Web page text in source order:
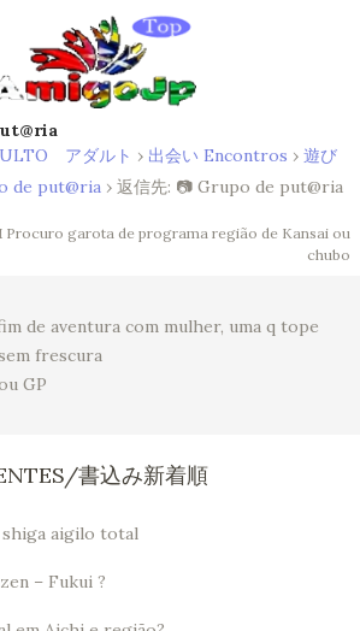
アダルト › 出会い Encontros › 遊び
de put@ria › 返信先: 📷 Grupo de put@ria
Procuro garota de programa região de Kansai ou
chubo
de aventura com mulher, uma q tope
frescura
GP
書込み新着順
shiga aigilo total
– Fukui ?